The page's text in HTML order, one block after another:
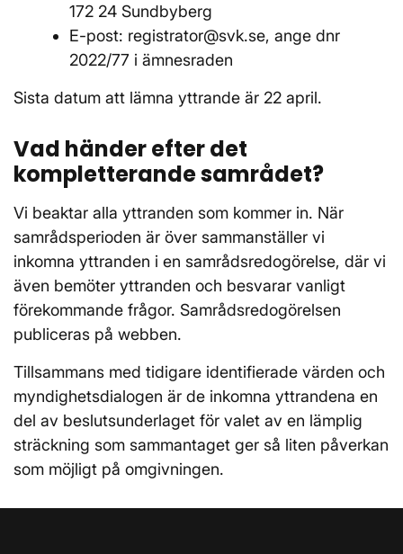
172 24 Sundbyberg
E-post: registrator@svk.se, ange dnr
2022/77 i ämnesraden
Sista datum att lämna yttrande är 22 april.
Vad händer efter det
kompletterande samrådet?
Vi beaktar alla yttranden som kommer in. När
samrådsperioden är över sammanställer vi
inkomna yttranden i en samrådsredogörelse, där vi
även bemöter yttranden och besvarar vanligt
förekommande frågor. Samrådsredogörelsen
publiceras på webben.
Tillsammans med tidigare identifierade värden och
myndighetsdialogen är de inkomna yttrandena en
del av beslutsunderlaget för valet av en lämplig
sträckning som sammantaget ger så liten påverkan
som möjligt på omgivningen.